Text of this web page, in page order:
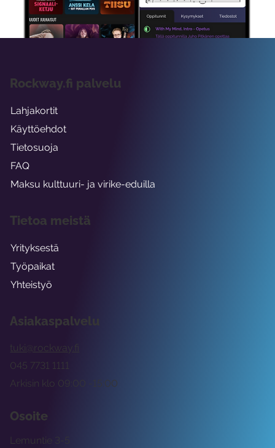
viikon ajaksi.
Asiakaspalvelu
tuki@rockway.fi
Arkisin klo 09:00 -15:00
045 7731 1111
Osoite
Lemuntie 3-5
Rockway.fi palvelu
Lahjakortit
Käyttöehdot
Tietosuoja
FAQ
Maksu kulttuuri- ja virike-eduilla
Tietoa meistä
Yrityksestä
Työpaikat
Yhteistyö